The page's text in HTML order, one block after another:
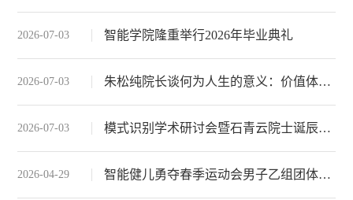
2026-07-03 智能学院隆重举行2026年毕业典礼
2026-07-03 朱松纯院长谈何为人生的意义：价值体系的追寻、获得与重构
2026-07-03 模式识别学术研讨会暨石青云院士诞辰90周年座谈会成功举办
2026-04-29 智能健儿勇夺春季运动会男子乙组团体冠军